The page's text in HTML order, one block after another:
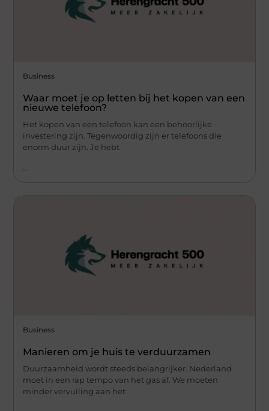
Business
Waar moet je op letten bij het kopen van een
nieuwe telefoon?
Het kopen van een telefoon kan een behoorlijke
investering zijn. Tegenwoordig zijn er telefoons die
enorm duur zijn. Je hebt
Business
Manieren om je huis te verduurzamen
Duurzaamheid wordt steeds belangrijker. Nederland
moet in een rap tempo van het gas af. We moeten
minder vervuiling aan het